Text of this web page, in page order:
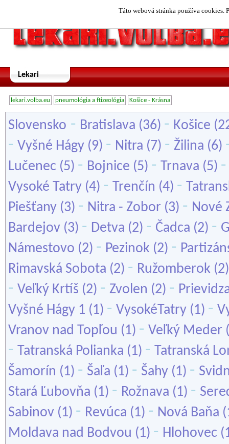
Táto webová stránka používa cookies.
Lekari
lekari.volba.eu pneumológia a ftizeológia Košice - Krásna
Slovensko - Bratislava (36) - Košice
- Vyšné Hágy (9) - Nitra (7) - Žilina (6)
Lučenec (5) - Bojnice (5) - Trnava (5)
Vysoké Tatry (4) - Trenčín (4) -
Piešťany (3) - Nitra - Zobor (3) - Nové
Bardejov (3) - Detva (2) - Čadca (2) -
Námestovo (2) - Pezinok (2) -
Rimavská Sobota (2) - Ružomberok
- Veľký Krtíš (2) - Zvolen (2) -
Vyšné Hágy 1 (1) - VysokéTatry (1) -
Vranov nad Topľou (1) - Veľký Meder
- Tatranská Polianka (1) - Tatranská
Šamorín (1) - Šaľa (1) - Šahy (1) -
Stará Ľubovňa (1) - Rožnava (1) -
Sabinov (1) - Revúca (1) - Nová Baňa
Moldava nad Bodvou (1) - Hlohovec